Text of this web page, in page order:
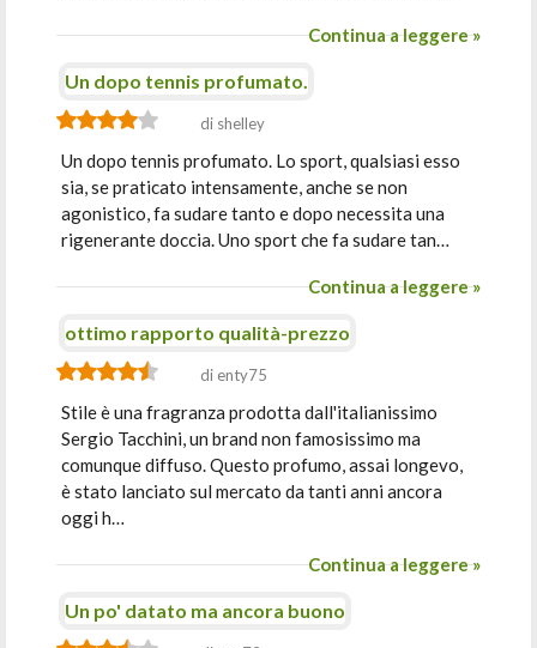
Continua a leggere »
Un dopo tennis profumato.
di shelley
Un dopo tennis profumato. Lo sport, qualsiasi esso
sia, se praticato intensamente, anche se non
agonistico, fa sudare tanto e dopo necessita una
rigenerante doccia. Uno sport che fa sudare tan…
Continua a leggere »
ottimo rapporto qualità-prezzo
di enty75
Stile è una fragranza prodotta dall'italianissimo
Sergio Tacchini, un brand non famosissimo ma
comunque diffuso. Questo profumo, assai longevo,
è stato lanciato sul mercato da tanti anni ancora
oggi h…
Continua a leggere »
Un po' datato ma ancora buono